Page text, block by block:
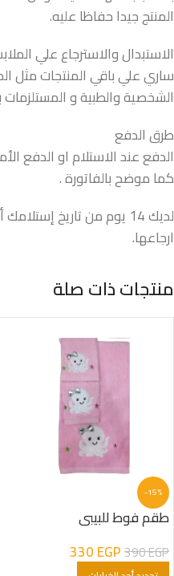
المنتج جيدا حفاظا عليه.
الاستبدال والاسترجاع علي
ساري علي باقي المنتجات مثل
الشخصية والطبية و المستلزمات
طرق الدفع
الدفع عند الاستلام او الدفع
كما موضح بالفاتورة .
لديك 14 يوم من تاريخ
ارجاعها.
منتجات ذات صلة
-15%
طقم فوط للبيبي
390EGP
330EGP